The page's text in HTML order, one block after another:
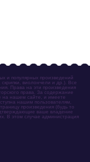
и популярных произведений
виолончели и др.). Все
Права на эти произведения
права. За содержание
на нашем сайте, и имеете
нашим пользователям,
произведения (будь то
ваше владение
В этом случае администрация